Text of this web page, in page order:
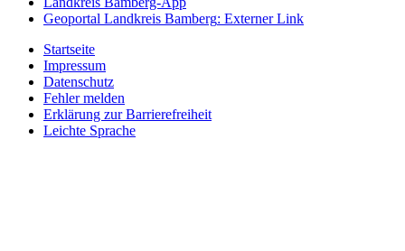
Geoportal Landkreis Bamberg: Externer Link
Startseite
Impressum
Datenschutz
Fehler melden
Erklärung zur Barrierefreiheit
Leichte Sprache